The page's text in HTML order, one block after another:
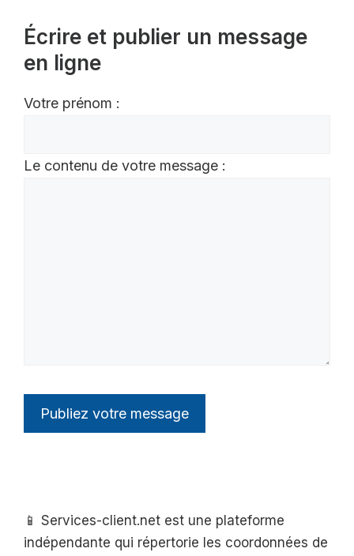
Écrire et publier un message
en ligne
Votre prénom :
Le contenu de votre message :
📱 Services-client.net est une plateforme
indépendante qui répertorie les coordonnées de